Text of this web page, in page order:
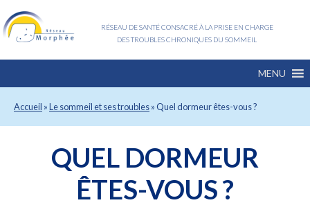
RÉSEAU DE SANTÉ CONSACRÉ À LA PRISE EN CHARGE
DES TROUBLES CHRONIQUES DU SOMMEIL
MENU
Accueil »Le sommeil et ses troubles»Quel dormeur êtes-vous ?
QUEL DORMEUR
ÊTES-VOUS ?